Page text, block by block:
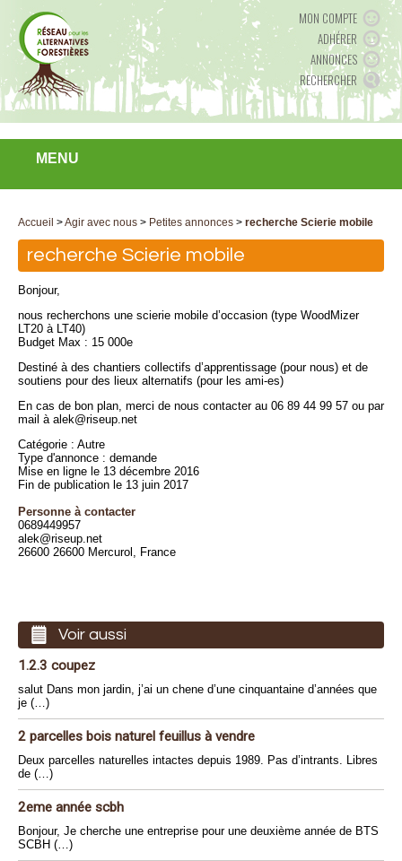
MON COMPTE
ADHÉRER
ANNONCES
RECHERCHER
MENU
Accueil >Agir avec nous > Petites annonces > recherche Scierie mobile
recherche Scierie mobile
Bonjour,
nous recherchons une scierie mobile d’occasion (type WoodMizer
LT20 à LT40)
Budget Max : 15 000e
Destiné à des chantiers collectifs d’apprentissage (pour nous) et de
soutiens pour des lieux alternatifs (pour les ami-es)
En cas de bon plan, merci de nous contacter au 06 89 44 99 57 ou par
mail à alek@riseup.net
Catégorie : Autre
Type d'annonce : demande
Mise en ligne le 13 décembre 2016
Fin de publication le 13 juin 2017
Personne à contacter
0689449957
alek@riseup.net
26600 26600 Mercurol, France
Voir aussi
1.2.3 coupez
salut Dans mon jardin, j’ai un chene d’une cinquantaine d’années que
je (…)
2 parcelles bois naturel feuillus à vendre
Deux parcelles naturelles intactes depuis 1989. Pas d’intrants. Libres
de (…)
2eme année scbh
Bonjour, Je cherche une entreprise pour une deuxième année de BTS
SCBH (…)